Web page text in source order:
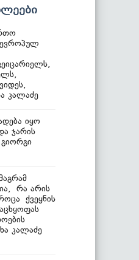
ევროპულ
კალაძე
იყო
ჯარის
რა არის
ქვეყნის
კალაძე